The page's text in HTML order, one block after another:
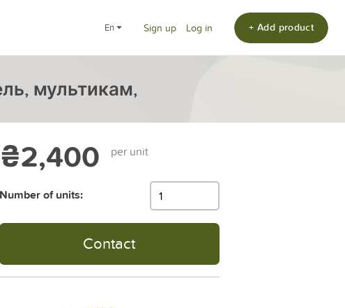
en Sign up Log in + Add product
мультикам,
₴2,400 per unit
Number of units:
Contact